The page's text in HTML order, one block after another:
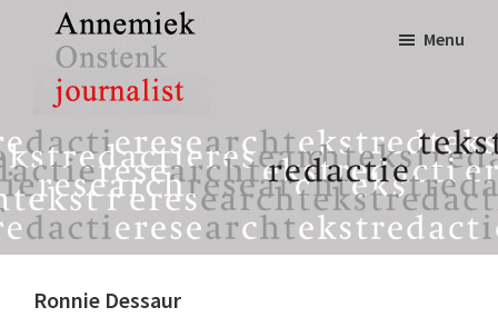
inhoud
eerste
sidebar
Annemiek
Onstenk
Journalist
tekst,
redactie
&
research
Menu
Ronnie Dessaur